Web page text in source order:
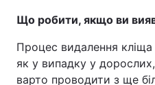
Що робити, якщо ви
Процес видалення кліща
як у випадку у дорослих,
варто проводити з ще